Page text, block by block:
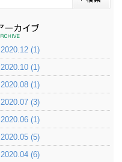
2020.12 (1)
2020.10 (1)
2020.08 (1)
2020.07 (3)
2020.06 (1)
2020.05 (5)
2020.04 (6)